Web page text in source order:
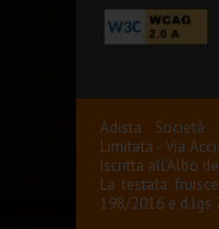
Adista Società
Limitata - Via
Iscritta all'Albo
La testata
198/2016 e d.lgs